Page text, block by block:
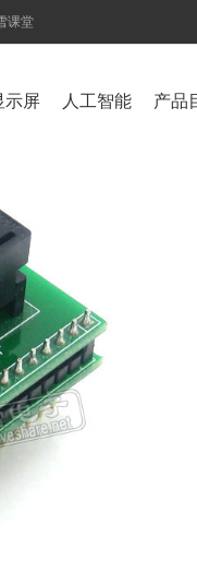
课堂
示屏 人工智能 产品